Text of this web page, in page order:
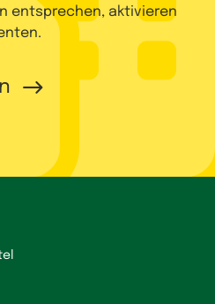
entsprechen, aktivieren